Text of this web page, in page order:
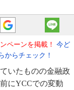
ペーンを掲載！
今ど
からチェック！
いたものの金融政
にYCCでの変動